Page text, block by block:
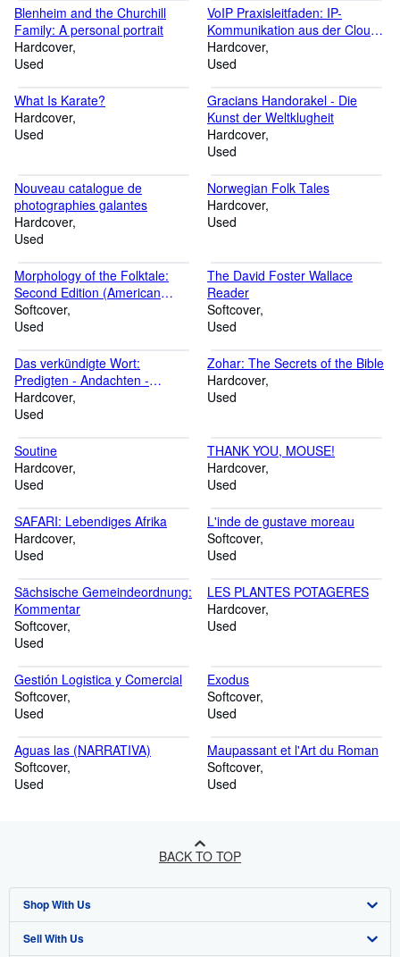
Blenheim and the Churchill
Family: A personal portrait
Hardcover
Used
VoIP Praxisleitfaden: IP-
Kommunikation aus der Cloud,
im Web und mobil planen,
implementieren und betreiben
Hardcover
Used
What Is Karate?
Hardcover
Used
Gracians Handorakel - Die
Kunst der Weltklugheit
Hardcover
Used
Nouveau catalogue de
photographies galantes
Hardcover
Used
Norwegian Folk Tales
Hardcover
Used
Morphology of the Folktale:
Second Edition (American
Folklore Society Bibliographical
and Special Series)
Softcover
Used
The David Foster Wallace
Reader
Softcover
Used
Das verkündigte Wort:
Predigten - Andachten -
Ansprachen 1906-1941
Hardcover
Used
Zohar: The Secrets of the Bible
Hardcover
Used
Soutine
Hardcover
Used
THANK YOU, MOUSE!
Hardcover
Used
SAFARI: Lebendiges Afrika
Hardcover
Used
L'inde de gustave moreau
Softcover
Used
Sächsische Gemeindeordnung:
Kommentar
Softcover
Used
LES PLANTES POTAGERES
Hardcover
Used
Gestión Logistica y Comercial
Softcover
Used
Exodus
Softcover
Used
Aguas las (NARRATIVA)
Softcover
Used
Maupassant et l'Art du Roman
Softcover
Used
BACK TO TOP
Shop With Us
Advanced Search
Sell With Us